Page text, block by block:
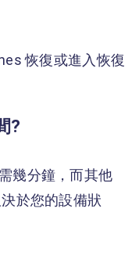
恢復或進入恢復
?
幾分鐘，而其他
於您的設備狀